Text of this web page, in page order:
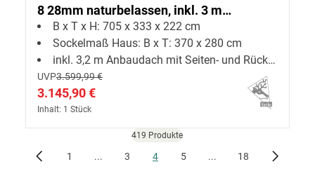
8 28mm naturbelassen, inkl. 3 m
Anbaudach + Seiten--Rückwand
B x T x H: 705 x 333 x 222 cm
Sockelmaß Haus: B x T: 370 x 280 cm
inkl. 3,2 m Anbaudach mit Seiten- und Rückwand
UVP3.599,99 €
3.145,90 €
Inhalt: 1 Stück
419 Produkte
1 ... 3 4 5 ... 18